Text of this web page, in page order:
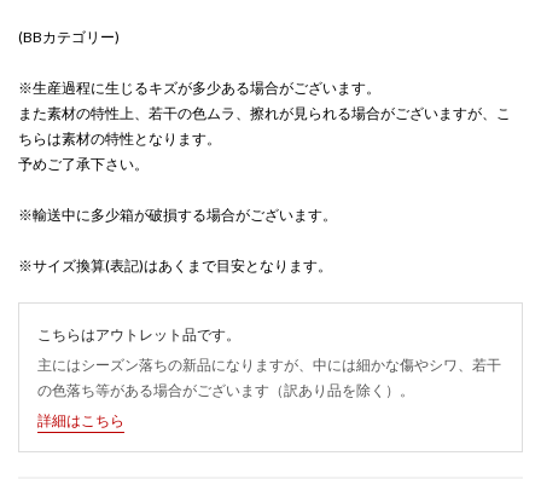
(BBカテゴリー)
※生産過程に生じるキズが多少ある場合がございます。
また素材の特性上、若干の色ムラ、擦れが見られる場合がございますが、こ
ちらは素材の特性となります。
予めご了承下さい。
※輸送中に多少箱が破損する場合がございます。
※サイズ換算(表記)はあくまで目安となります。
こちらはアウトレット品です。
主にはシーズン落ちの新品になりますが、中には細かな傷やシワ、若干
の色落ち等がある場合がございます（訳あり品を除く）。
詳細はこちら